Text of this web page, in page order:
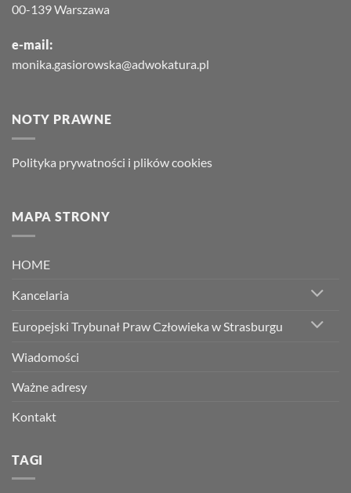
00-139 Warszawa
e-mail:
monika.gasiorowska@adwokatura.pl
NOTY PRAWNE
Polityka prywatności i plików cookies
MAPA STRONY
HOME
Kancelaria
Europejski Trybunał Praw Człowieka w Strasburgu
Wiadomości
Ważne adresy
Kontakt
TAGI